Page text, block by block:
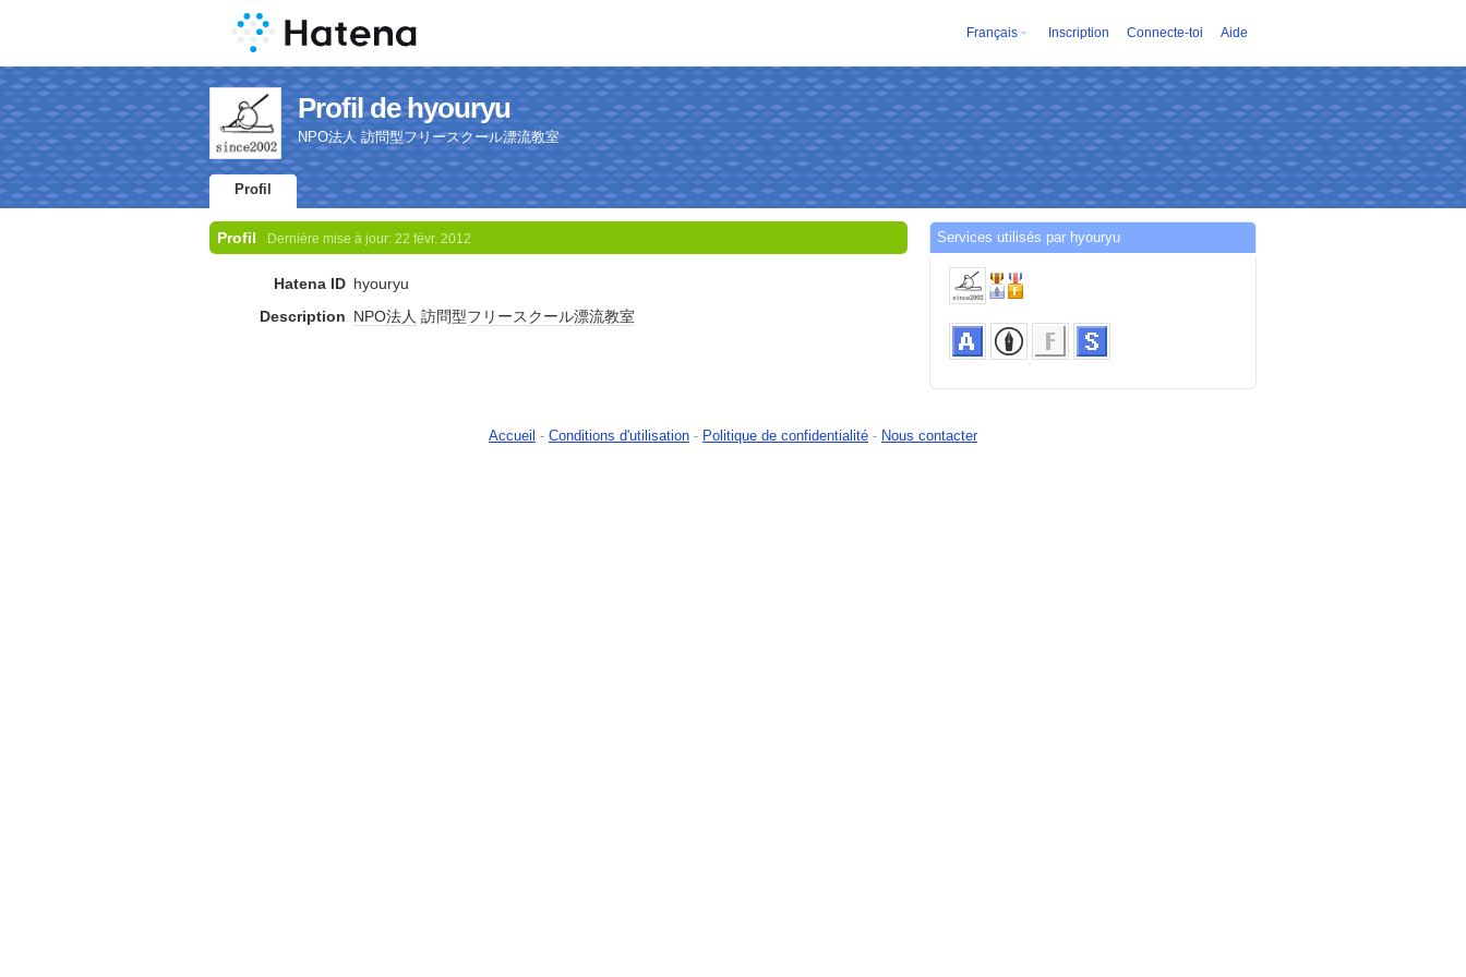
Français Inscription Connecte-toi Aide
Profil de hyouryu
NPO法人 訪問型フリースクール漂流教室
Profil
Profil Dernière mise à jour: 22 févr. 2012
Hatena ID hyouryu
Description NPO法人 訪問型フリースクール漂流教室
Services utilisés par hyouryu
Accueil - Conditions d'utilisation - Politique de confidentialité - Nous contacter